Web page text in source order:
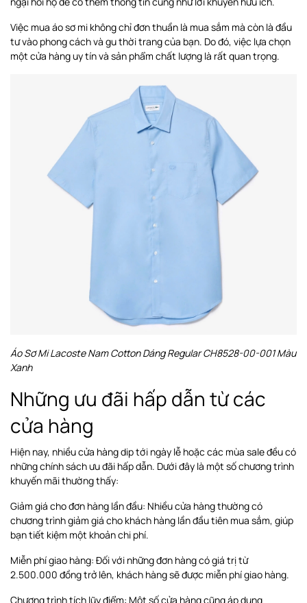
Việc mua áo sơ mi không chỉ đơn thuần là mua sắm mà còn là đầu
tư vào phong cách và gu thời trang của bạn. Do đó, việc lựa chọn
một cửa hàng uy tín và sản phẩm chất lượng là rất quan trọng.
Áo Sơ Mi Lacoste Nam Cotton Dáng Regular CH8528-00-001 Màu
Xanh
Những ưu đãi hấp dẫn từ các
cửa hàng
Hiện nay, nhiều cửa hàng dip tới ngày lễ hoặc các mùa sale đều có
những chính sách ưu đãi hấp dẫn. Dưới đây là một số chương trình
khuyến mãi thường thấy:
Giảm giá cho đơn hàng lần đầu: Nhiều cửa hàng thường có
chương trình giảm giá cho khách hàng lần đầu tiên mua sắm, giúp
bạn tiết kiệm một khoản chi phí.
Miễn phí giao hàng: Đối với những đơn hàng có giá trị từ
2.500.000 đồng trở lên, khách hàng sẽ được miễn phí giao hàng.
Chương trình tích lũy điểm: Một số cửa hàng cũng áp dụng